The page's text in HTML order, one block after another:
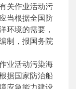
作业活动污
当根据全国防
环境的需要，
制，报国务院
业活动污染海
据国家防治船